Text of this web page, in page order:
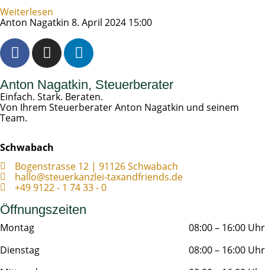
Weiterlesen
Anton Nagatkin 8. April 2024 15:00
Anton Nagatkin, Steuerberater
Einfach. Stark. Beraten.
Von Ihrem Steuerberater Anton Nagatkin und seinem
Team.
Schwabach
Bogenstrasse 12 | 91126 Schwabach
hallo@steuerkanzlei-taxandfriends.de
+49 9122 - 1 74 33 - 0
Öffnungszeiten
Montag
08:00 – 16:00 Uhr
Dienstag
08:00 – 16:00 Uhr